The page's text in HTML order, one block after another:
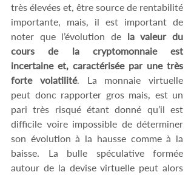
très élevées et, être source de rentabilité
importante, mais, il est important de
noter que l’évolution de la valeur du
cours de la cryptomonnaie est
incertaine et, caractérisée par une très
forte volatilité. La monnaie virtuelle
peut donc rapporter gros mais, est un
pari très risqué étant donné qu’il est
difficile voire impossible de déterminer
son évolution à la hausse comme à la
baisse. La bulle spéculative formée
autour de la devise virtuelle peut alors